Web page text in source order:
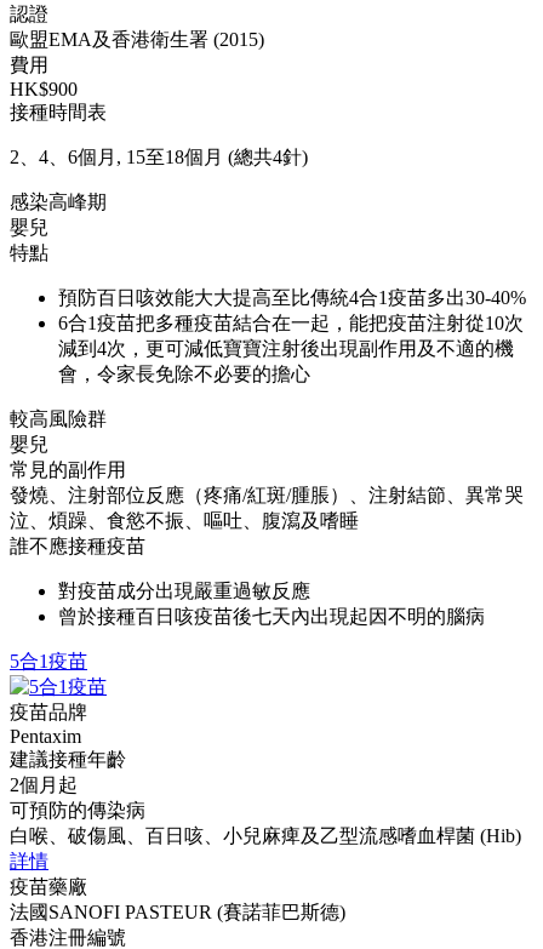
認證
歐盟EMA及香港衛生署 (2015)
費用
HK$900
接種時間表
2、4、6個月, 15至18個月 (總共4針)
感染高峰期
嬰兒
特點
預防百日咳效能大大提高至比傳統4合1疫苗多出30-40%
6合1疫苗把多種疫苗結合在一起，能把疫苗注射從10次
減到4次，更可減低寶寶注射後出現副作用及不適的機
會，令家長免除不必要的擔心
較高風險群
嬰兒
常見的副作用
發燒、注射部位反應（疼痛/紅斑/腫脹）、注射結節、異常哭
泣、煩躁、食慾不振、嘔吐、腹瀉及嗜睡
誰不應接種疫苗
對疫苗成分出現嚴重過敏反應
曾於接種百日咳疫苗後七天內出現起因不明的腦病
5合1疫苗
疫苗品牌
Pentaxim
建議接種年齡
2個月起
可預防的傳染病
白喉、破傷風、百日咳、小兒麻痺及乙型流感嗜血桿菌 (Hib)
詳情
疫苗藥廠
法國SANOFI PASTEUR (賽諾菲巴斯德)
香港注冊編號